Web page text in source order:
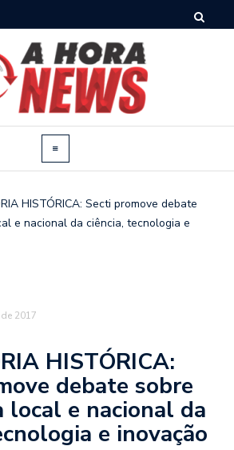
HISTÓRICA: Secti promove debate
e nacional da ciência, tecnologia e
2017
HISTÓRICA:
debate sobre
local e nacional da
e inovação